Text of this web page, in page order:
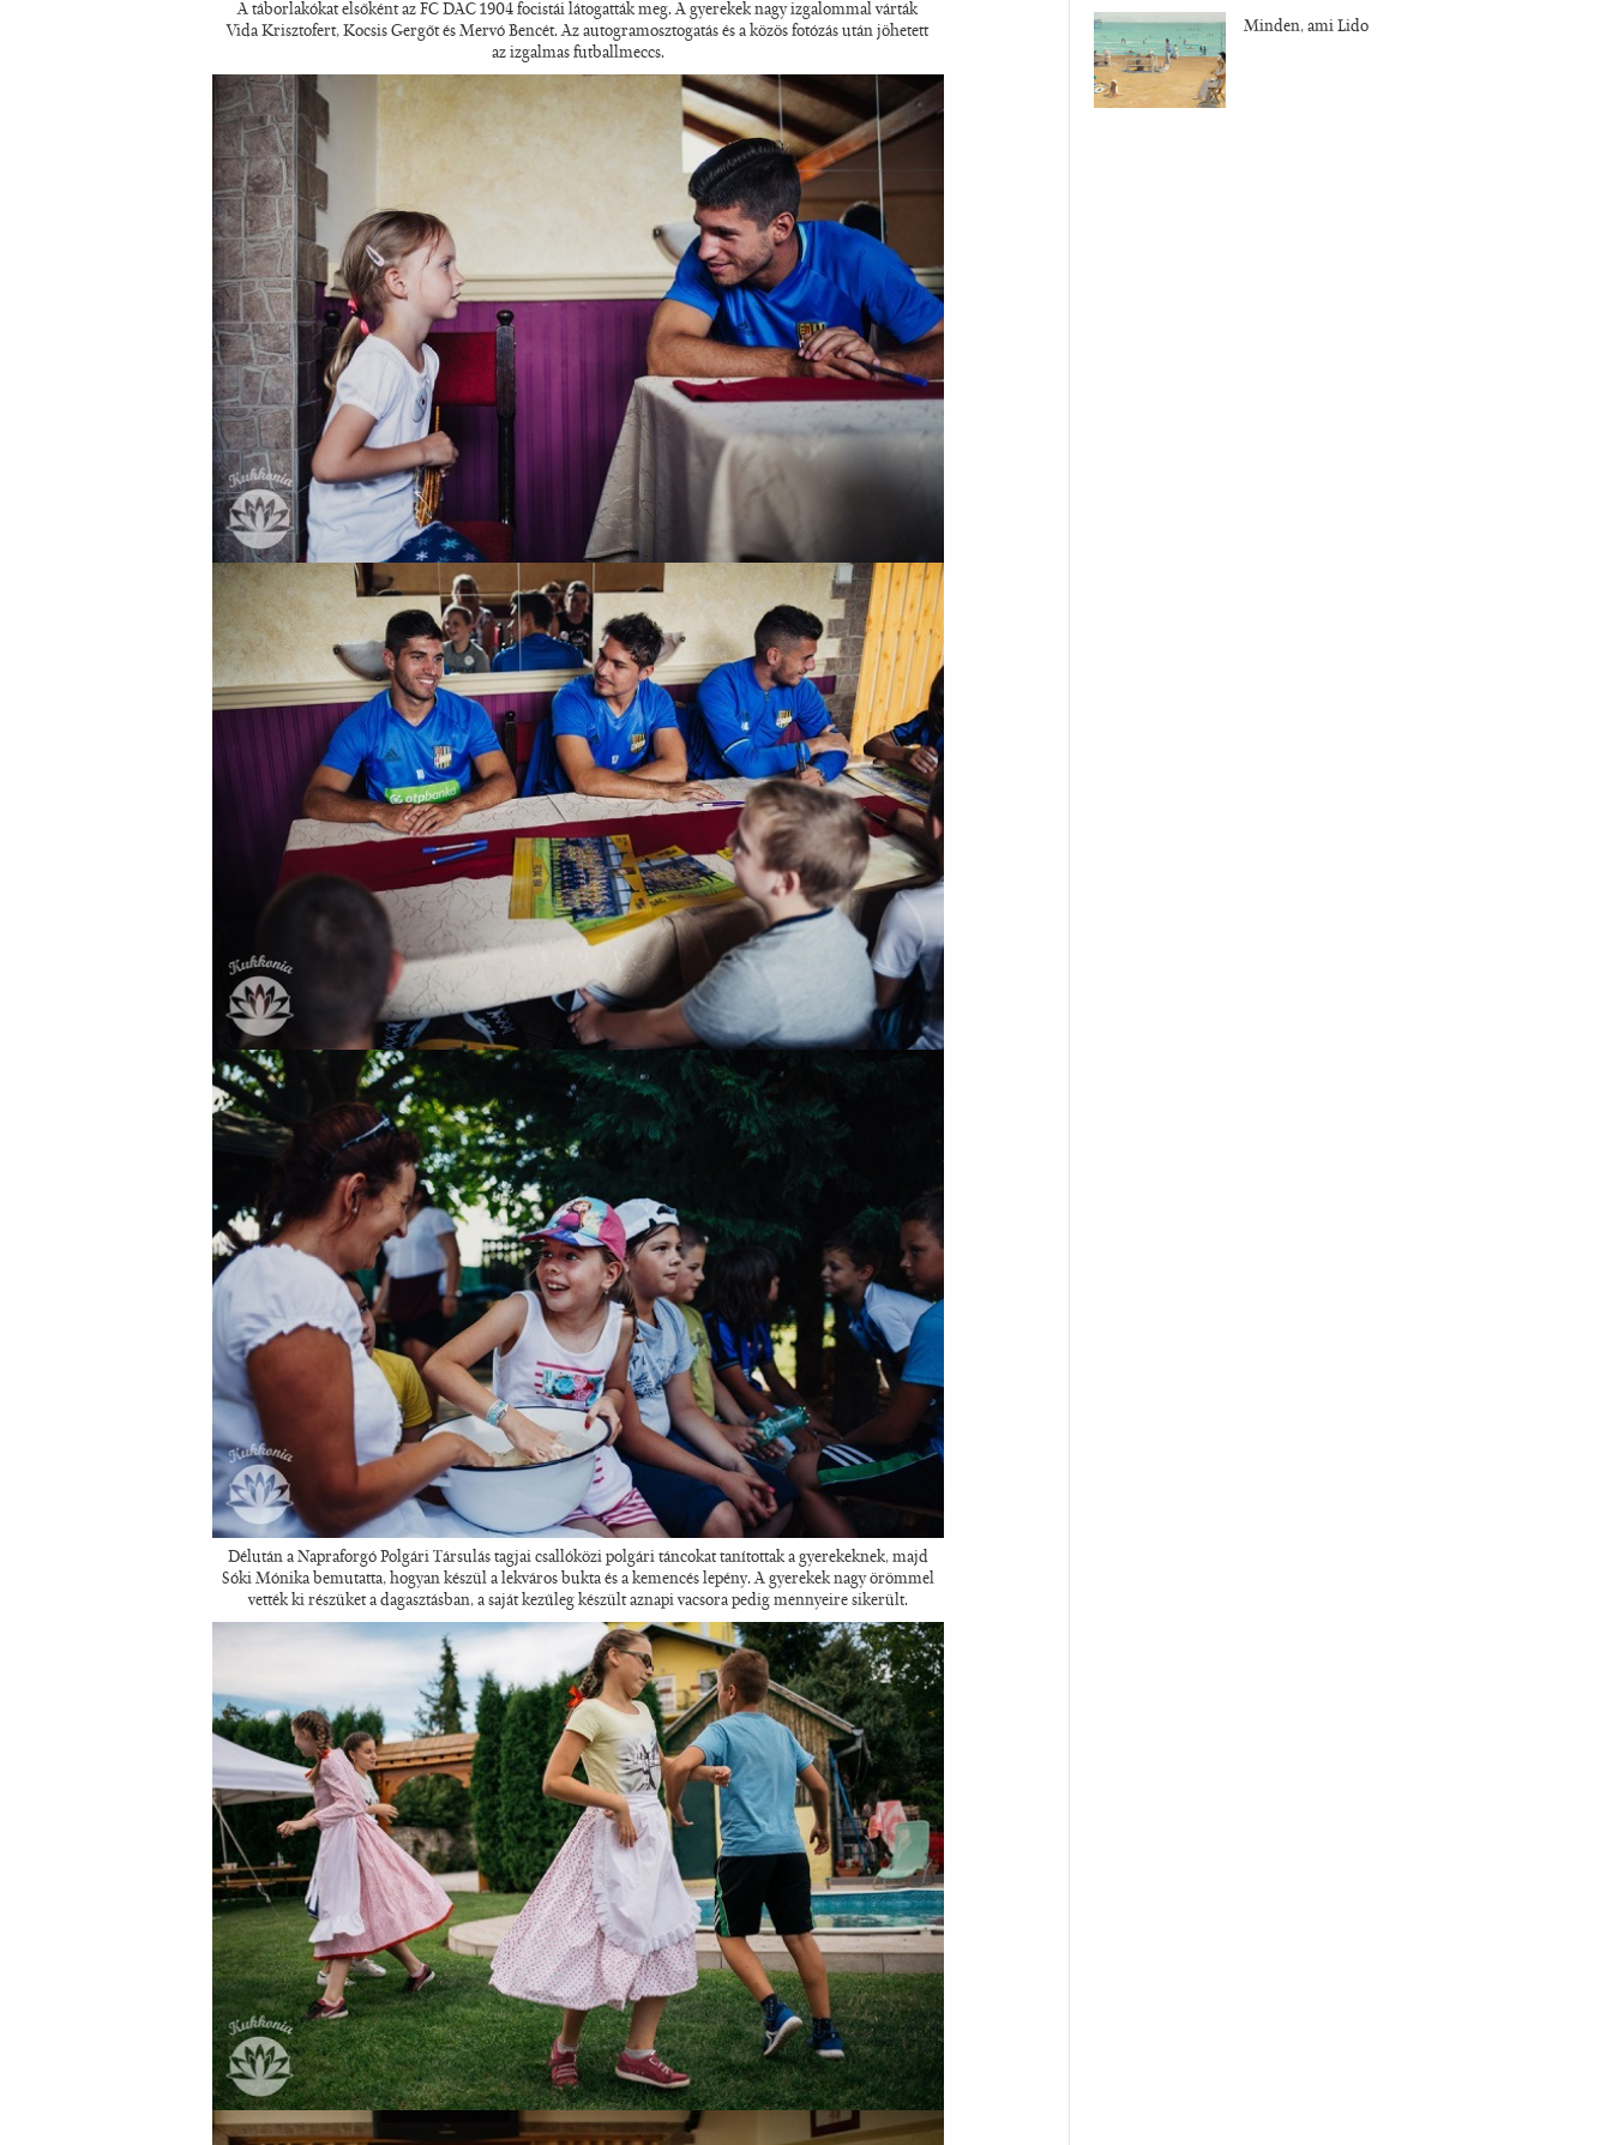
A táborlakókat elsőként az FC DAC 1904 focistái látogatták meg. A gyerekek nagy izgalommal várták
Vida Krisztofert, Kocsis Gergőt és Mervó Bencét. Az autogramosztogatás és a közös fotózás után jöhetett
az izgalmas futballmeccs.
Délután a Napraforgó Polgári Társulás tagjai csallóközi polgári táncokat tanítottak a gyerekeknek, majd
Sóki Mónika bemutatta, hogyan készül a lekváros bukta és a kemencés lepény. A gyerekek nagy örömmel
vették ki részüket a dagasztásban, a saját kezűleg készült aznapi vacsora pedig mennyeire sikerült.
Minden, ami Lido